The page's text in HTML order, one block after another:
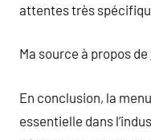
attentes très
Ma source à propos de
En conclusion, la
essentielle dans